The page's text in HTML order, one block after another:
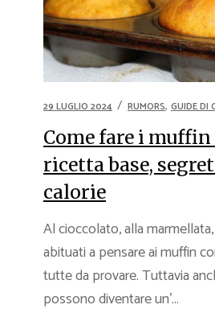
29 LUGLIO 2024 RUMORS, GUIDE DI
Come fare i
ricetta base,
calorie
Al cioccolato, alla
abituati a pensare ai muffin
tutte da provare. Tuttavia
possono diventare un’...